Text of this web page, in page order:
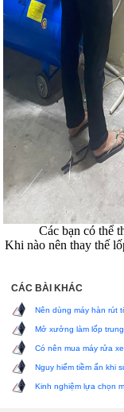
Các bạn có thể
Khi nào nên thay thế
CÁC BÀI KHÁC
Nên dùng máy hàn rút
Mở xưởng làm lốp
Có nên mua máy rửa
Nguy hiểm tiềm ẩn khi
Kinh nghiệm lựa chọn